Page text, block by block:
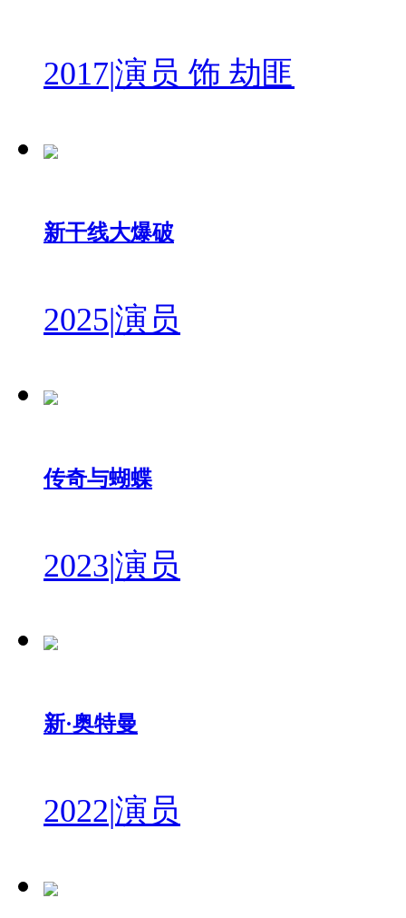
2017|演员 饰 劫匪
新干线大爆破
2025|演员
传奇与蝴蝶
2023|演员
新·奥特曼
2022|演员